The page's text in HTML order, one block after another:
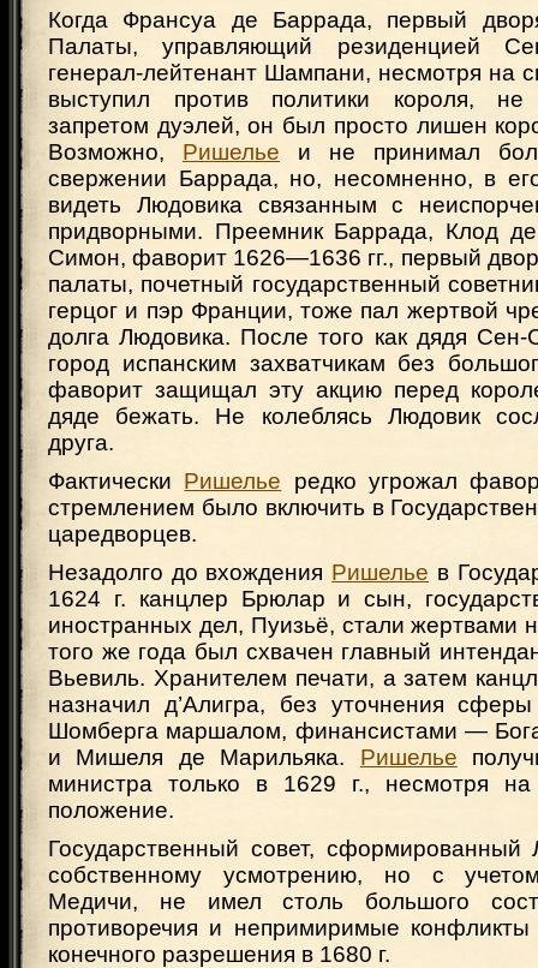
Когда Франсуа де Баррада, первый
Палаты, управляющий резиденцией
генерал-лейтенант Шампани, несмотря на
выступил против политики короля,
запретом дуэлей, он был просто лишен
Возможно, Ришелье и не принимал
свержении Баррада, но, несомненно, в
видеть Людовика связанным с
придворными. Преемник Баррада, Клод
Симон, фаворит 1626—1636 гг., первый
палаты, почетный государственный
герцог и пэр Франции, тоже пал жертвой
долга Людовика. После того как дядя
город испанским захватчикам без
фаворит защищал эту акцию перед
дяде бежать. Не колеблясь Людовик
друга.
Фактически Ришелье редко угрожал
стремлением было включить в
царедворцев.
Незадолго до вхождения Ришелье в
1624 г. канцлер Брюлар и сын,
иностранных дел, Пуизьё, стали жертвами
того же года был схвачен главный
Вьевиль. Хранителем печати, а затем
назначил д’Алигра, без уточнения
Шомберга маршалом, финансистами —
и Мишеля де Марильяка. Ришелье
министра только в 1629 г., несмотря на
положение.
Государственный совет,
собственному усмотрению, но с
Медичи, не имел столь большого
противоречия и непримиримые
конечного разрешения в 1680 г.